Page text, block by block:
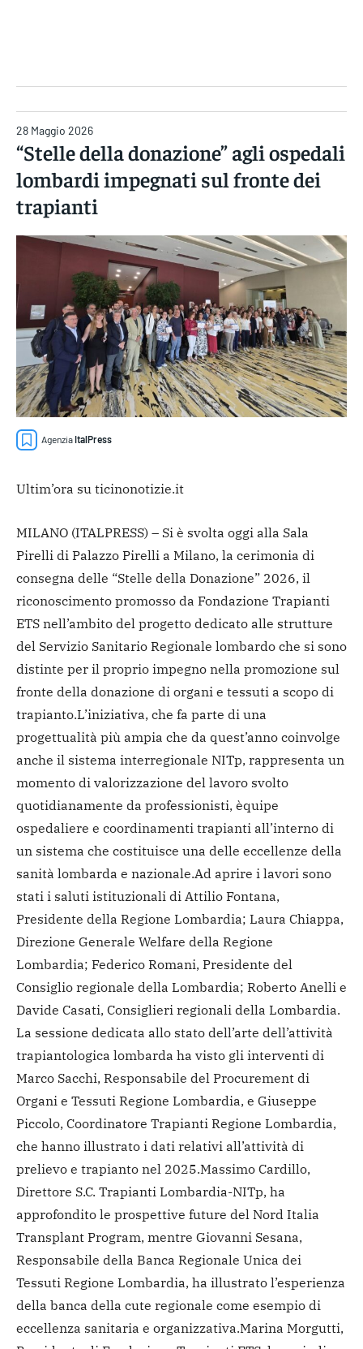
28 Maggio 2026
“Stelle della donazione” agli ospedali
lombardi impegnati sul fronte dei
trapianti
AgenziaItalPress
Ultim’ora su ticinonotizie.it
MILANO (ITALPRESS) – Si è svolta oggi alla Sala
Pirelli di Palazzo Pirelli a Milano, la cerimonia di
consegna delle “Stelle della Donazione” 2026, il
riconoscimento promosso da Fondazione Trapianti
ETS nell’ambito del progetto dedicato alle strutture
del Servizio Sanitario Regionale lombardo che si sono
distinte per il proprio impegno nella promozione sul
fronte della donazione di organi e tessuti a scopo di
trapianto.L’iniziativa, che fa parte di una
progettualità più ampia che da quest’anno coinvolge
anche il sistema interregionale NITp, rappresenta un
momento di valorizzazione del lavoro svolto
quotidianamente da professionisti, èquipe
ospedaliere e coordinamenti trapianti all’interno di
un sistema che costituisce una delle eccellenze della
sanità lombarda e nazionale.Ad aprire i lavori sono
stati i saluti istituzionali di Attilio Fontana,
Presidente della Regione Lombardia; Laura Chiappa,
Direzione Generale Welfare della Regione
Lombardia; Federico Romani, Presidente del
Consiglio regionale della Lombardia; Roberto Anelli e
Davide Casati, Consiglieri regionali della Lombardia.
La sessione dedicata allo stato dell’arte dell’attività
trapiantologica lombarda ha visto gli interventi di
Marco Sacchi, Responsabile del Procurement di
Organi e Tessuti Regione Lombardia, e Giuseppe
Piccolo, Coordinatore Trapianti Regione Lombardia,
che hanno illustrato i dati relativi all’attività di
prelievo e trapianto nel 2025.Massimo Cardillo,
Direttore S.C. Trapianti Lombardia-NITp, ha
approfondito le prospettive future del Nord Italia
Transplant Program, mentre Giovanni Sesana,
Responsabile della Banca Regionale Unica dei
Tessuti Regione Lombardia, ha illustrato l’esperienza
della banca della cute regionale come esempio di
eccellenza sanitaria e organizzativa.Marina Morgutti,